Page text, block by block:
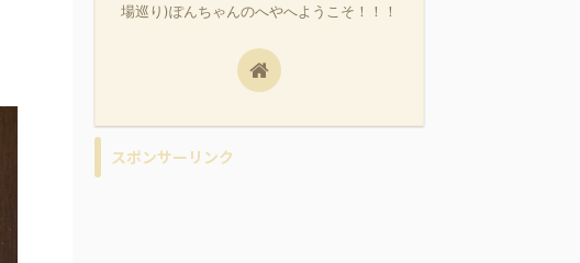
場巡り)ぽんちゃんのへやへようこそ！！！
スポンサーリンク